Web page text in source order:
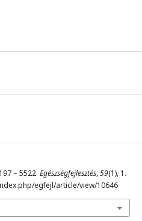
– 5522. Egészségfejlesztés,59(1), 1.
egfejl/article/view/10646